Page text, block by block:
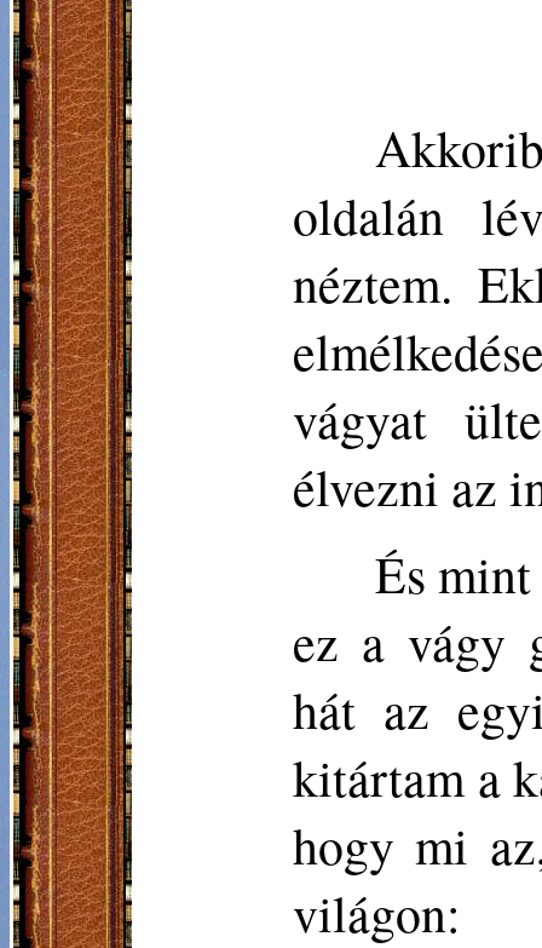
oldalán
néztem.
vágyat
élvezni az
És
ez a vágy
hát az
kitártam a
hogy mi
világon: